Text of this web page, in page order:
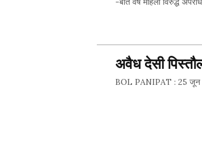
अवैध देसी
BOL PANIPAT : 25 जून